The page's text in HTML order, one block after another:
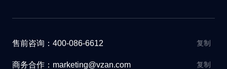
售前咨询：400-086-6612 复制
商务合作：marketing@vzan.com 复制